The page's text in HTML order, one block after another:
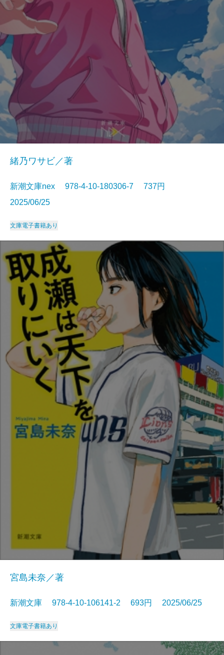
緒乃ワサビ／著
新潮文庫nex 978-4-10-180306-7 737円
2025/06/25
文庫電子書籍あり
宮島未奈／著
新潮文庫 978-4-10-106141-2 693円 2025/06/25
文庫電子書籍あり